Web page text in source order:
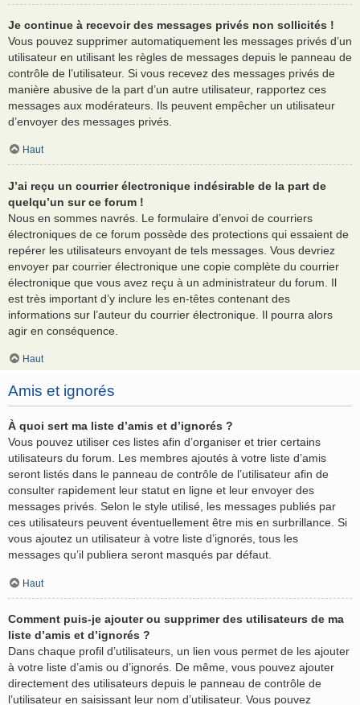
Je continue à recevoir des messages privés non sollicités !
Vous pouvez supprimer automatiquement les messages privés d’un
utilisateur en utilisant les règles de messages depuis le panneau de
contrôle de l’utilisateur. Si vous recevez des messages privés de
manière abusive de la part d’un autre utilisateur, rapportez ces
messages aux modérateurs. Ils peuvent empêcher un utilisateur
d’envoyer des messages privés.
Haut
J’ai reçu un courrier électronique indésirable de la part de
quelqu’un sur ce forum !
Nous en sommes navrés. Le formulaire d’envoi de courriers
électroniques de ce forum possède des protections qui essaient de
repérer les utilisateurs envoyant de tels messages. Vous devriez
envoyer par courrier électronique une copie complète du courrier
électronique que vous avez reçu à un administrateur du forum. Il
est très important d’y inclure les en-têtes contenant des
informations sur l’auteur du courrier électronique. Il pourra alors
agir en conséquence.
Haut
Amis et ignorés
À quoi sert ma liste d’amis et d’ignorés ?
Vous pouvez utiliser ces listes afin d’organiser et trier certains
utilisateurs du forum. Les membres ajoutés à votre liste d’amis
seront listés dans le panneau de contrôle de l’utilisateur afin de
consulter rapidement leur statut en ligne et leur envoyer des
messages privés. Selon le style utilisé, les messages publiés par
ces utilisateurs peuvent éventuellement être mis en surbrillance. Si
vous ajoutez un utilisateur à votre liste d’ignorés, tous les
messages qu’il publiera seront masqués par défaut.
Haut
Comment puis-je ajouter ou supprimer des utilisateurs de ma
liste d’amis et d’ignorés ?
Dans chaque profil d’utilisateurs, un lien vous permet de les ajouter
à votre liste d’amis ou d’ignorés. De même, vous pouvez ajouter
directement des utilisateurs depuis le panneau de contrôle de
l’utilisateur en saisissant leur nom d’utilisateur. Vous pouvez